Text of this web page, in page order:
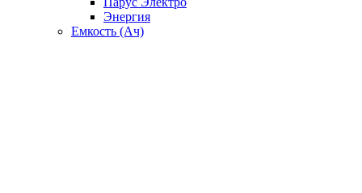
Энергия
Емкость (Ач)